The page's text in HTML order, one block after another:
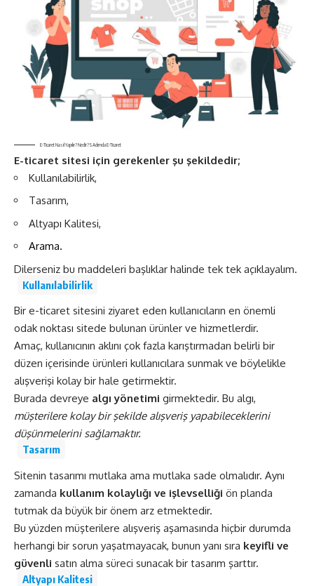
E-Ticaret Nasıl Yapılır? Nedir? 5 Adımda E-Ticaret
E-ticaret sitesi için gerekenler şu şekildedir;
Kullanılabilirlik,
Tasarım,
Altyapı Kalitesi,
Arama.
Dilerseniz bu maddeleri başlıklar halinde tek tek açıklayalım.
Kullanılabilirlik
Bir e-ticaret sitesini ziyaret eden kullanıcıların en önemli
odak noktası sitede bulunan ürünler ve hizmetlerdir.
Amaç, kullanıcının aklını çok fazla karıştırmadan belirli bir
düzen içerisinde ürünleri kullanıcılara sunmak ve böylelikle
alışverişi kolay bir hale getirmektir.
Burada devreye algı yönetimi girmektedir. Bu algı,
müşterilere kolay bir şekilde alışveriş yapabileceklerini
düşünmelerini sağlamaktır.
Tasarım
Sitenin tasarımı mutlaka ama mutlaka sade olmalıdır. Aynı
zamanda kullanım kolaylığı ve işlevselliği ön planda
tutmak da büyük bir önem arz etmektedir.
Bu yüzden müşterilere alışveriş aşamasında hiçbir durumda
herhangi bir sorun yaşatmayacak, bunun yanı sıra keyifli ve
güvenli satın alma süreci sunacak bir tasarım şarttır.
Altyapı Kalitesi